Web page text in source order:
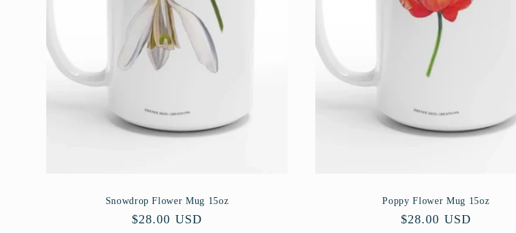
Snowdrop Flower Mug 15oz
Precio
$28.00 USD
Poppy Flower Mug 15oz
Precio
$28.00 USD